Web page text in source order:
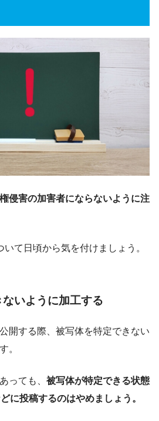
侵害の加害者にならないように注
て日頃から気を付けましょう。
いように加工する
開する際、被写体を特定できない
。
っても、 被写体が特定できる状態
に投稿するのはやめましょう。